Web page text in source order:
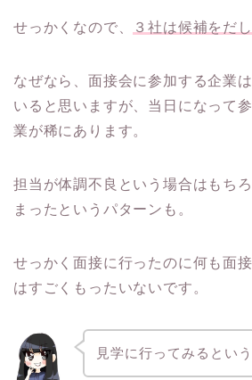
せっかくなので、 ３社は候補をだ
なぜなら、面接会に参加する企業
いると思いますが、当日になって
業が稀にあります。
担当が体調不良という場合はもち
まったというパターンも。
せっかく面接に行ったのに何も面
はすごくもったいないです。
見学に行ってみるとい